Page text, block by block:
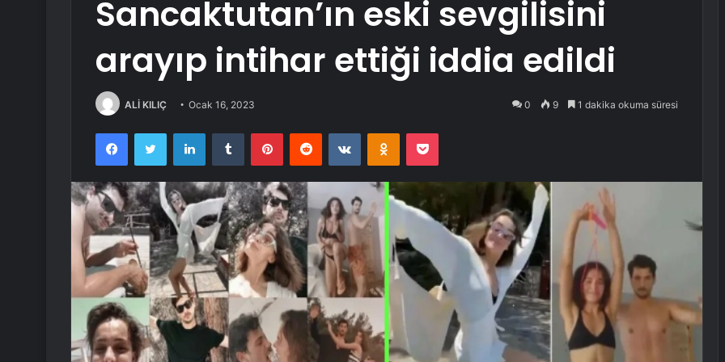
Sancaktutan’ın eski sevgilisini
arayıp intihar ettiği iddia edildi
ALİ KILIÇ Ocak 16, 2023 0 9 1 dakika okuma süresi
FacebookTwitter LinkedInTumblr PinterestReddit VKontakteOdnoklassniki
Pocket